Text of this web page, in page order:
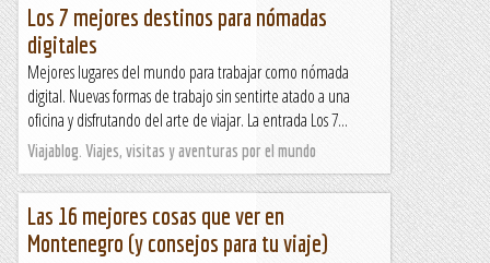
Los 7 mejores destinos para nómadas
digitales
Mejores lugares del mundo para trabajar como nómada
digital. Nuevas formas de trabajo sin sentirte atado a una
oficina y disfrutando del arte de viajar. La entrada Los 7...
Viajablog. Viajes, visitas y aventuras por el mundo
Las 16 mejores cosas que ver en
Montenegro (y consejos para tu viaje)